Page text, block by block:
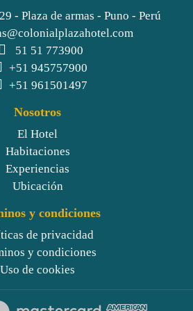
- Plaza de armas - Puno - Perú
51 51 773900
+51 945757900
+51 961501497
Nosotros
El Hotel
Habitaciones
Experiencias
Ubicación
y condiciones
de privacidad
y condiciones
Uso de cookies